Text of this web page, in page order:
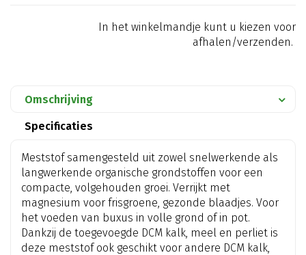
In het winkelmandje kunt u kiezen voor
afhalen/verzenden.
Omschrijving
Specificaties
Meststof samengesteld uit zowel snelwerkende als
langwerkende organische grondstoffen voor een
compacte, volgehouden groei. Verrijkt met
magnesium voor frisgroene, gezonde blaadjes. Voor
het voeden van buxus in volle grond of in pot.
Dankzij de toegevoegde DCM kalk, meel en perliet is
deze meststof ook geschikt voor andere DCM kalk,